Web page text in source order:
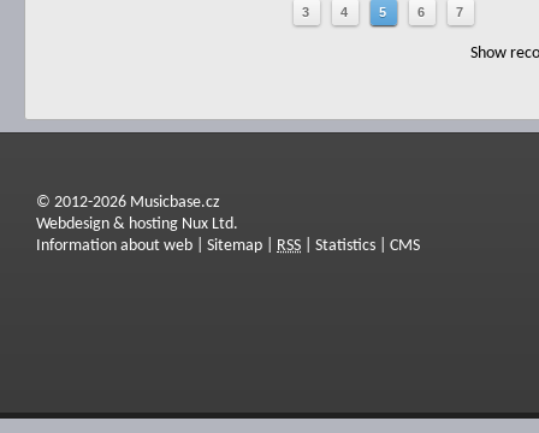
3 4 5 6 7
Show
© 2012-2026 Musicbase.cz
Webdesign & hosting Nux Ltd.
Information about web
Sitemap RSS Statistics CMS